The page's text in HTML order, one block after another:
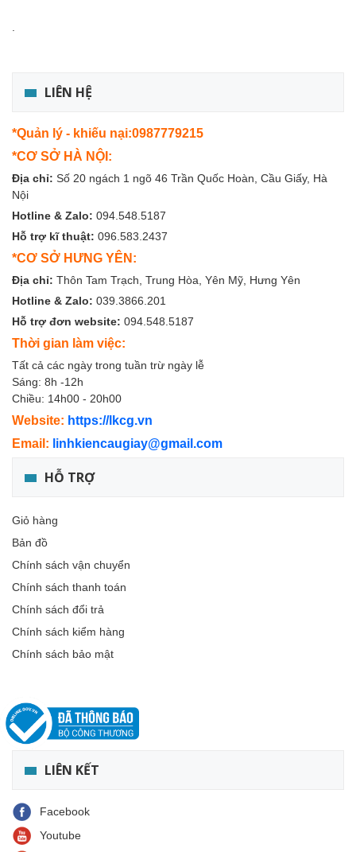
.
LIÊN HỆ
*Quản lý - khiếu nại:0987779215
*CƠ SỞ HÀ NỘI:
Địa chỉ: Số 20 ngách 1 ngõ 46 Trần Quốc Hoàn, Cầu Giấy, Hà
Nội
Hotline & Zalo: 094.548.5187
Hỗ trợ kĩ thuật: 096.583.2437
*CƠ SỞ HƯNG YÊN:
Địa chỉ: Thôn Tam Trạch, Trung Hòa, Yên Mỹ, Hưng Yên
Hotline & Zalo: 039.3866.201
Hỗ trợ đơn website: 094.548.5187
Thời gian làm việc:
Tất cả các ngày trong tuần trừ ngày lễ
Sáng: 8h -12h
Chiều: 14h00 - 20h00
Website: https://lkcg.vn
Email: linhkiencaugiay@gmail.com
HỖ TRỢ
Giỏ hàng
Bản đồ
Chính sách vận chuyển
Chính sách thanh toán
Chính sách đổi trả
Chính sách kiểm hàng
Chính sách bảo mật
LIÊN KẾT
Facebook
Youtube